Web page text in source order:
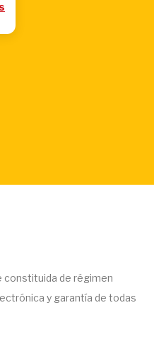
constituida de régimen
y garantía de todas